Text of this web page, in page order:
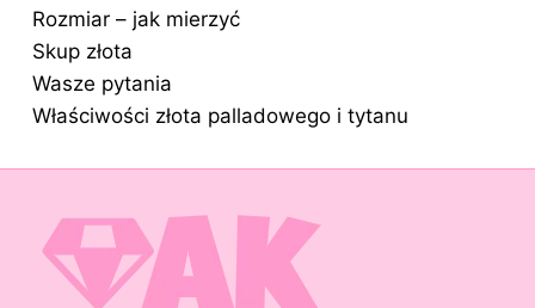
Rozmiar – jak mierzyć
Skup złota
Wasze pytania
Właściwości złota palladowego i tytanu